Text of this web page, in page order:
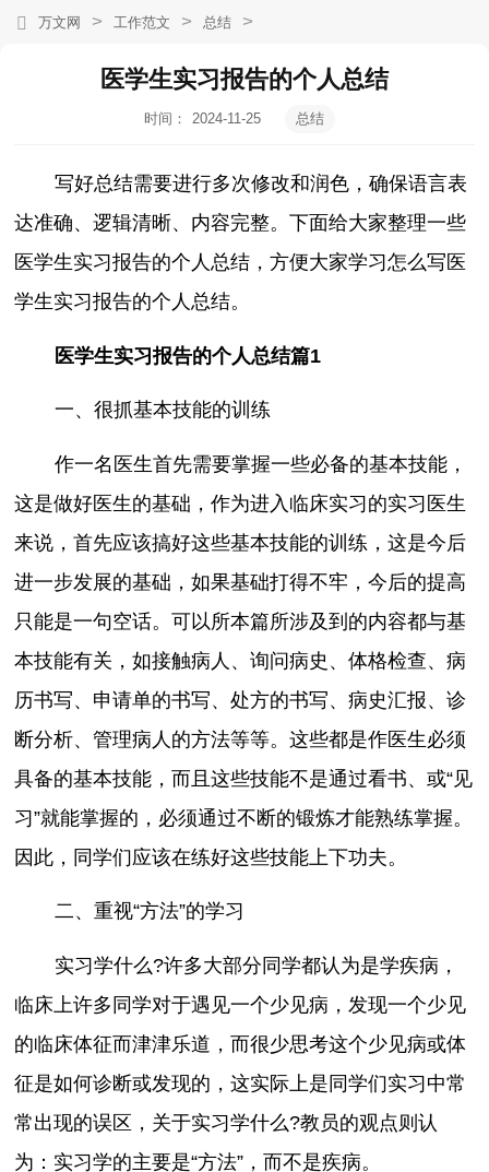
万文网 > 工作范文 > 总结 >
医学生实习报告的个人总结
时间：
2024-11-25
总结
写好总结需要进行多次修改和润色，确保语言表
达准确、逻辑清晰、内容完整。下面给大家整理一些
医学生实习报告的个人总结，方便大家学习怎么写医
学生实习报告的个人总结。
医学生实习报告的个人总结篇1
一、很抓基本技能的训练
作一名医生首先需要掌握一些必备的基本技能，
这是做好医生的基础，作为进入临床实习的实习医生
来说，首先应该搞好这些基本技能的训练，这是今后
进一步发展的基础，如果基础打得不牢，今后的提高
只能是一句空话。可以所本篇所涉及到的内容都与基
本技能有关，如接触病人、询问病史、体格检查、病
历书写、申请单的书写、处方的书写、病史汇报、诊
断分析、管理病人的方法等等。这些都是作医生必须
具备的基本技能，而且这些技能不是通过看书、或“见
习”就能掌握的，必须通过不断的锻炼才能熟练掌握。
因此，同学们应该在练好这些技能上下功夫。
二、重视“方法”的学习
实习学什么?许多大部分同学都认为是学疾病，
临床上许多同学对于遇见一个少见病，发现一个少见
的临床体征而津津乐道，而很少思考这个少见病或体
征是如何诊断或发现的，这实际上是同学们实习中常
常出现的误区，关于实习学什么?教员的观点则认
为：实习学的主要是“方法”，而不是疾病。